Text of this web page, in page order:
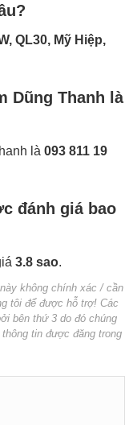
QL30, Mỹ Hiệp,
Dũng Thanh là
là 093 811 19
đánh giá bao
3.8 sao.
không chính xác / cần
tôi để được hỗ trợ! Các
bên thứ 3 do đó chúng
tin được đăng trong